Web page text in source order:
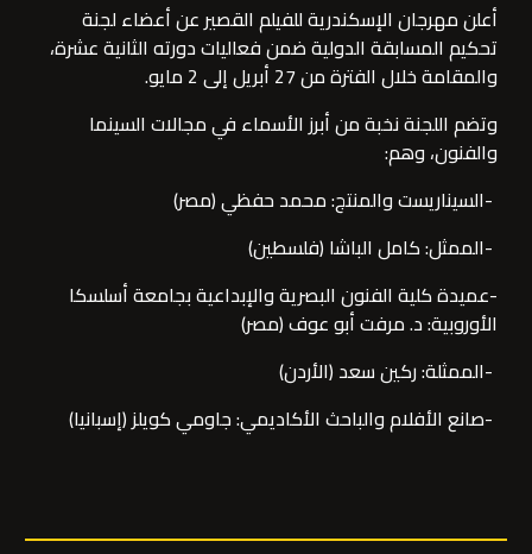
أعلن مهرجان الإسكندرية للفيلم القصير عن أعضاء لجنة
تحكيم المسابقة الدولية ضمن فعاليات دورته الثانية عشرة،
والمقامة خلال الفترة من 27 أبريل إلى 2 مايو.
وتضم اللجنة نخبة من أبرز الأسماء في مجالات السينما
والفنون، وهم:
-السيناريست والمنتج: محمد حفظي (مصر)
-الممثل: كامل الباشا (فلسطين)
-عميدة كلية الفنون البصرية والإبداعية بجامعة أسلسكا
الأوروبية: د. مرفت أبو عوف (مصر)
-الممثلة: ركين سعد (الأردن)
-صانع الأفلام والباحث الأكاديمي: جاومي كويلز (إسبانيا)